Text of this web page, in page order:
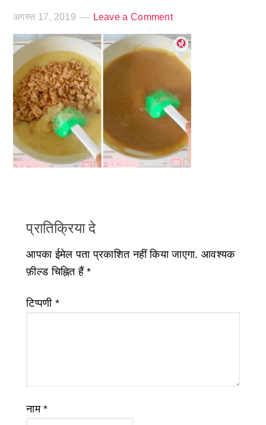
अगस्त 17, 2019 Leave a Comment
प्रातिक्रिया दे
आपका ईमेल पता प्रकाशित नहीं किया जाएगा. आवश्यक
फ़ील्ड चिह्नित हैं*
टिप्पणी *
नाम*